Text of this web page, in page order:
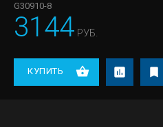
G30910-8
3144 РУБ.
КУПИТЬ